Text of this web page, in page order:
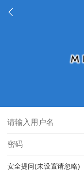
安全提问(未设置请忽略)